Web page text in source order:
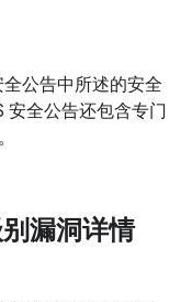
公告中所述的安全
安全公告还包含专门
漏洞详情